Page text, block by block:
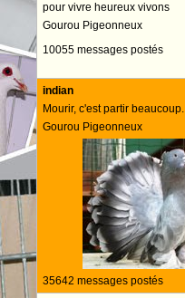
pour vivre heureux vivons
Gourou Pigeonneux
10055 messages postés
indian
Mourir, c'est partir beaucoup.
Gourou Pigeonneux
35642 messages postés